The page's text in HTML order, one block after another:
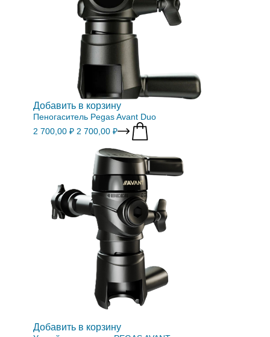
Добавить в корзину
Пеногаситель Pegas Avant Duo
2 700,00 ₽ 2 700,00 ₽
Добавить в корзину